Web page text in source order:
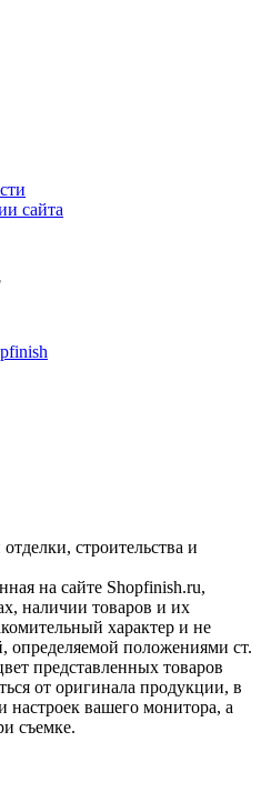
сайта
строительства и
на сайте Shopfinish.ru,
наличии товаров и их
характер и не
определяемой положениями ст.
представленных товаров
от оригинала продукции, в
настроек вашего монитора, а
съемке.